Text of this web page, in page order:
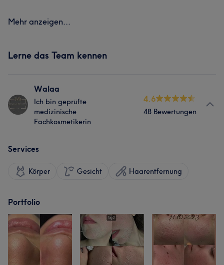
Mehr anzeigen...
Lerne das Team kennen
Walaa
Ich bin geprüfte
medizinische
Fachkosmetikerin
4.6
48 Bewertungen
Services
Körper Gesicht Haarentfernung
Portfolio